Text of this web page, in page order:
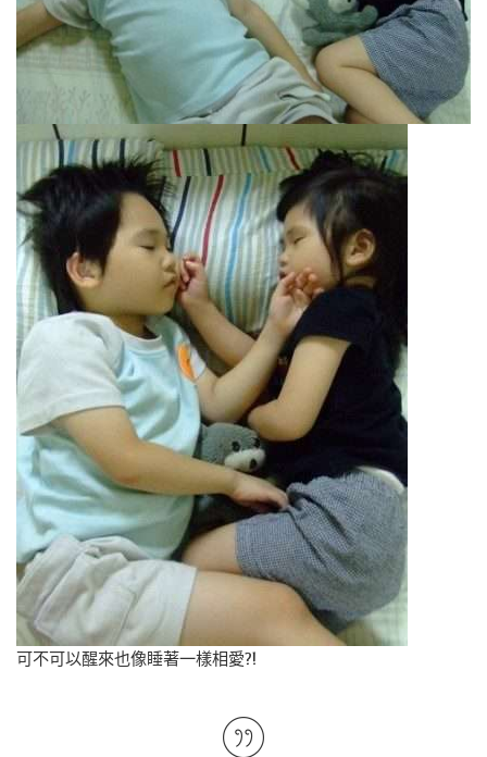
可不可以醒來也像睡著一樣相愛?!